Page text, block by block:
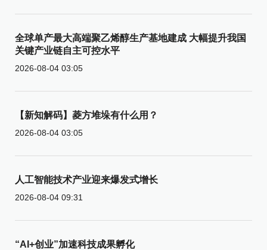
全球单产最大高端聚乙烯醇生产基地建成 大幅提升我国
关键产业链自主可控水平
2026-08-04 03:05
【新知解码】菱方堆垛有什么用？
2026-08-04 03:05
人工智能技术产业迎来爆发式增长
2026-08-04 09:31
“AI+创业”加速科技成果孵化